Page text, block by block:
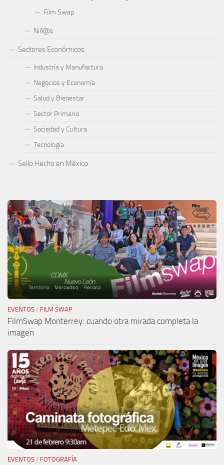
Film Swap
Niñ@s
Sectores Económicos
Industria y Manufactura
Negocios y Economía
Salud y Bienestar
Sector Primario
Sociedad y Cultura
Tecnología
Sello Hecho en México
EVENTOS / FILM SWAP
FilmSwap Monterrey: cuando otra mirada completa la
imagen
EVENTOS / FOTOGRAFÍA